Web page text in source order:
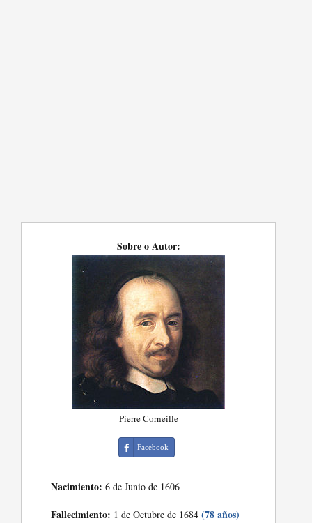
Sobre o Autor:
Pierre Corneille
Facebook
Nacimiento: 6 de Junio de 1606
Fallecimiento: 1 de Octubre de 1684(78 años)